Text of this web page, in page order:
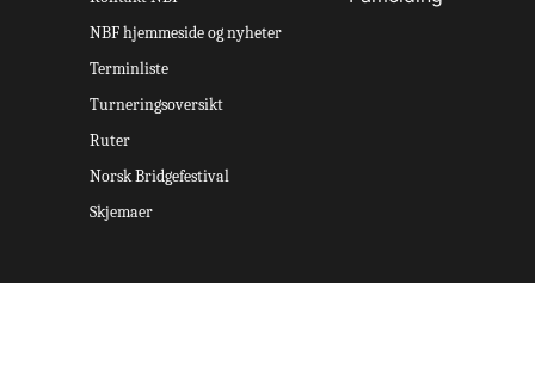
NBF hjemmeside og nyheter
Terminliste
Turneringsoversikt
Ruter
Norsk Bridgefestival
Skjemaer